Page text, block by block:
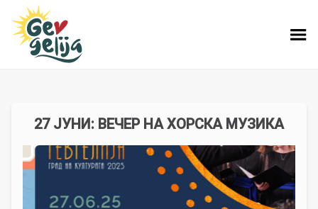
27 ЈУНИ: ВЕЧЕР НА ХОРСКА МУЗИКА